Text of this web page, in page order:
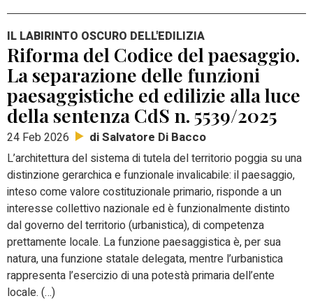
IL LABIRINTO OSCURO DELL'EDILIZIA
Riforma del Codice del paesaggio.
La separazione delle funzioni
paesaggistiche ed edilizie alla luce
della sentenza CdS n. 5539/2025
24 Feb 2026 di Salvatore Di Bacco
L’architettura del sistema di tutela del territorio poggia su una
distinzione gerarchica e funzionale invalicabile: il paesaggio,
inteso come valore costituzionale primario, risponde a un
interesse collettivo nazionale ed è funzionalmente distinto
dal governo del territorio (urbanistica), di competenza
prettamente locale. La funzione paesaggistica è, per sua
natura, una funzione statale delegata, mentre l’urbanistica
rappresenta l’esercizio di una potestà primaria dell’ente
locale. (…)